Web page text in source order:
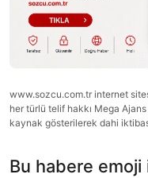
www.sozcu.com.tr internet
her türlü telif hakkı Mega
kaynak gösterilerek dahi
Bu habere